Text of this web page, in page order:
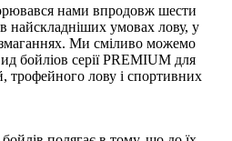
нами впродовж шести
найскладніших умовах лову, у
Ми сміливо можемо
бойлiов серії PREMIUM для
трофейного лову і спортивних